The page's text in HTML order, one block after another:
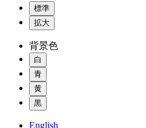
標準
拡大
背景色
白
青
黄
黒
English